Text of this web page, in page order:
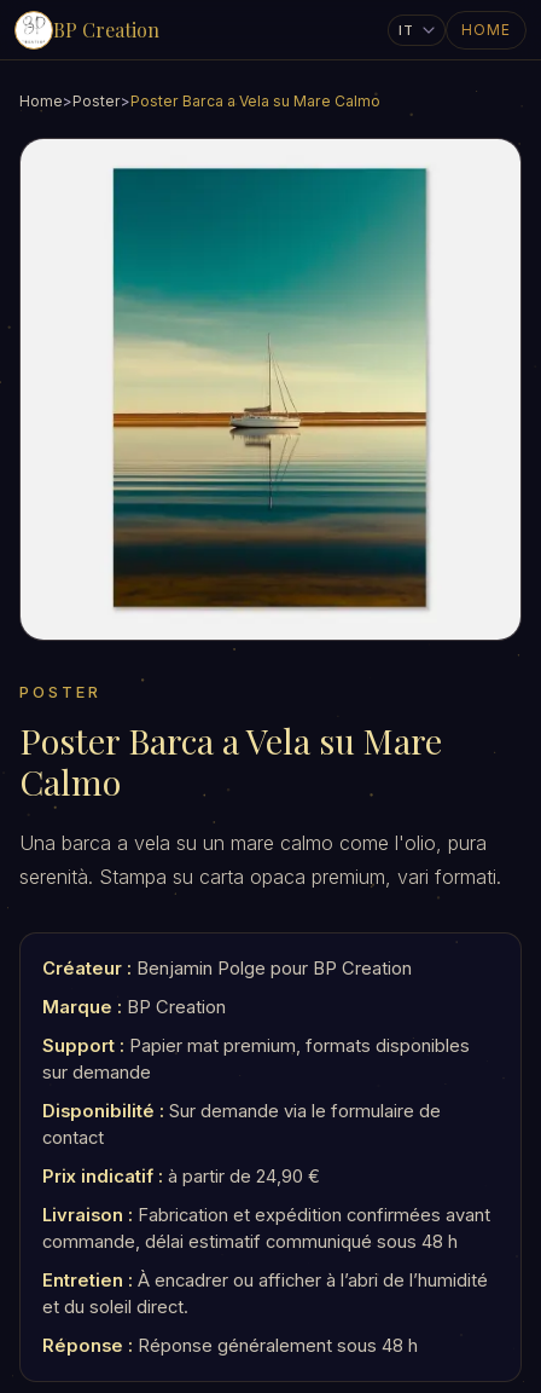
BP Creation HOME
Home>Poster>Poster Barca a Vela su Mare Calmo
POSTER
Poster Barca a Vela su Mare
Calmo
Una barca a vela su un mare calmo come l'olio, pura
serenità. Stampa su carta opaca premium, vari formati.
Créateur : Benjamin Polge pour BP Creation
Marque : BP Creation
Support : Papier mat premium, formats disponibles
sur demande
Disponibilité : Sur demande via le formulaire de
contact
Prix indicatif : à partir de 24,90 €
Livraison : Fabrication et expédition confirmées avant
commande, délai estimatif communiqué sous 48 h
Entretien : À encadrer ou afficher à l’abri de l’humidité
et du soleil direct.
Réponse : Réponse généralement sous 48 h